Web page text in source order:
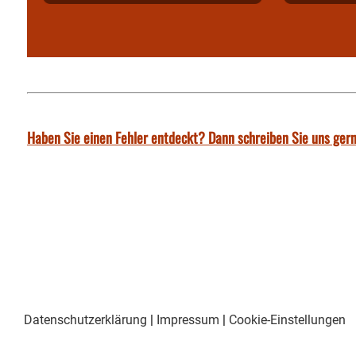
Haben Sie einen Fehler entdeckt? Dann schreiben Sie uns
Datenschutzerklärung | Impressum | Cookie-Einstellungen